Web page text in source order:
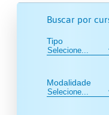
Buscar por
Tipo
Modalidade